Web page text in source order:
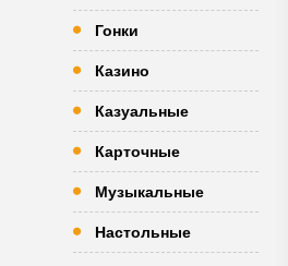
Гонки
Казино
Казуальные
Карточные
Музыкальные
Настольные